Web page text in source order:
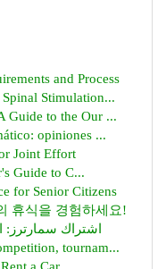
and Process
Stimulation...
Guide to the Our ...
opiniones ...
Joint Effort
Guide to C...
for Senior Citizens
휴식을 경험하세요!
اشتراك سمارترز:
tournam...